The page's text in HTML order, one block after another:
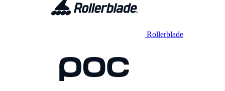
Rollerblade